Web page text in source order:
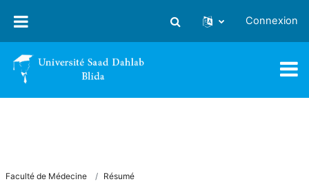
Activer/désactiver la saisie
Connexion
Faculté de Médecine Résumé